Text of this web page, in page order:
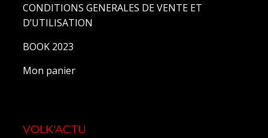
CONDITIONS GENERALES DE VENTE ET
D’UTILISATION
BOOK 2023
Mon panier
VOLK'ACTU